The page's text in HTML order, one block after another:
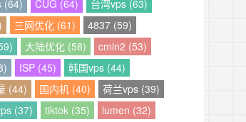
(64) CUG (64)
台湾vps (63)
三网优化 (61)
4837 (59)
大陆优化 (58)
cmin2 (53)
ISP (45)
韩国vps (44)
(44)
国内机 (40)
荷兰vps (39)
(37)
tiktok (35)
lumen (32)